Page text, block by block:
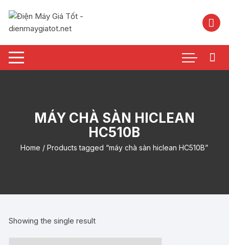
nội
MÁY CHÀ SÀN HICLEAN
HC510B
Home / Products tagged “máy chà sàn hiclean HC510B”
Showing the single result